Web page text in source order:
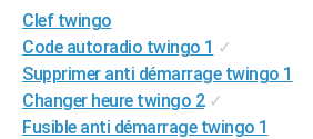
Alimentation
Guide de la santé
Maladies
Médicaments
Sommeil
VOYAGE
Destinations
City break
Voyage nature
Voyage de noces
Forum
Climat
+PHOTO
GUIDES D'ACHAT
Clef twingo
Code autoradio twingo 1 ✓
Supprimer anti démarrage twingo 1
Changer heure twingo 2 ✓
Fusible anti démarrage twingo 1